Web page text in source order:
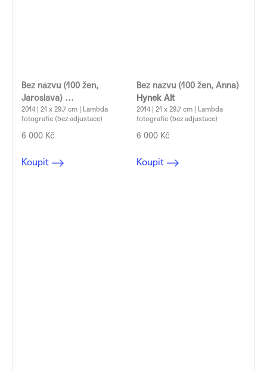
Bez názvu (100 žen,
Jaroslava)
Hynek Alt
2014 | 21 x 29,7 cm | Lambda
fotografie (bez adjustace)
6 000 Kč
Koupit
Bez názvu (100 žen, Anna)
Hynek Alt
2014 | 21 x 29,7 cm | Lambda
fotografie (bez adjustace)
6 000 Kč
Koupit